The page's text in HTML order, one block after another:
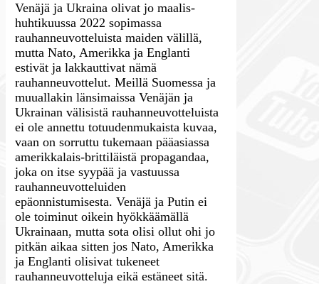
Venäjä ja Ukraina olivat jo maalis-
huhtikuussa 2022 sopimassa
rauhanneuvotteluista maiden välillä,
mutta Nato, Amerikka ja Englanti
estivät ja lakkauttivat nämä
rauhanneuvottelut. Meillä Suomessa ja
muuallakin länsimaissa Venäjän ja
Ukrainan välisistä rauhanneuvotteluista
ei ole annettu totuudenmukaista kuvaa,
vaan on sorruttu tukemaan pääasiassa
amerikkalais-brittiläistä propagandaa,
joka on itse syypää ja vastuussa
rauhanneuvotteluiden
epäonnistumisesta. Venäjä ja Putin ei
ole toiminut oikein hyökkäämällä
Ukrainaan, mutta sota olisi ollut ohi jo
pitkän aikaa sitten jos Nato, Amerikka
ja Englanti olisivat tukeneet
rauhanneuvotteluja eikä estäneet sitä.